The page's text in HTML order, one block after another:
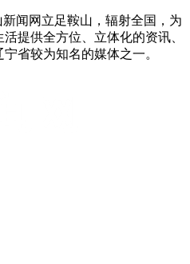
闻网立足鞍山，辐射全国，为
提供全方位、立体化的资讯、
省较为知名的媒体之一。